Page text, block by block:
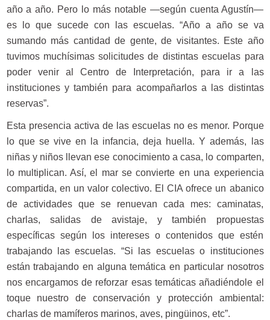
año a año. Pero lo más notable —según cuenta Agustín—
es lo que sucede con las escuelas. “Año a año se va
sumando más cantidad de gente, de visitantes. Este año
tuvimos muchísimas solicitudes de distintas escuelas para
poder venir al Centro de Interpretación, para ir a las
instituciones y también para acompañarlos a las distintas
reservas”.
Esta presencia activa de las escuelas no es menor. Porque
lo que se vive en la infancia, deja huella. Y además, las
niñas y niños llevan ese conocimiento a casa, lo comparten,
lo multiplican. Así, el mar se convierte en una experiencia
compartida, en un valor colectivo. El CIA ofrece un abanico
de actividades que se renuevan cada mes: caminatas,
charlas, salidas de avistaje, y también propuestas
específicas según los intereses o contenidos que estén
trabajando las escuelas. “Si las escuelas o instituciones
están trabajando en alguna temática en particular nosotros
nos encargamos de reforzar esas temáticas añadiéndole el
toque nuestro de conservación y protección ambiental:
charlas de mamíferos marinos, aves, pingüinos, etc”.